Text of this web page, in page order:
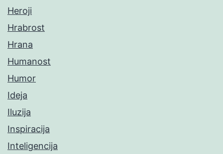
Heroji
Hrabrost
Hrana
Humanost
Humor
Ideja
Iluzija
Inspiracija
Inteligencija